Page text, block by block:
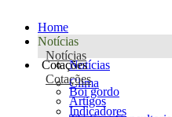
Home
Notícias
Notícias
Notícias
Clima
Artigos
Cotações
Cotações
Boi gordo
Indicadores